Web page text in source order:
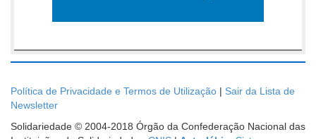
Política de Privacidade e Termos de Utilização | Sair da Lista de
Newsletter
Solidariedade © 2004-2018 Órgão da Confederação Nacional das